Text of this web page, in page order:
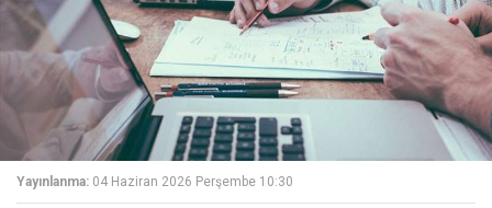
Yayınlanma: 04 Haziran 2026 Perşembe 10:30